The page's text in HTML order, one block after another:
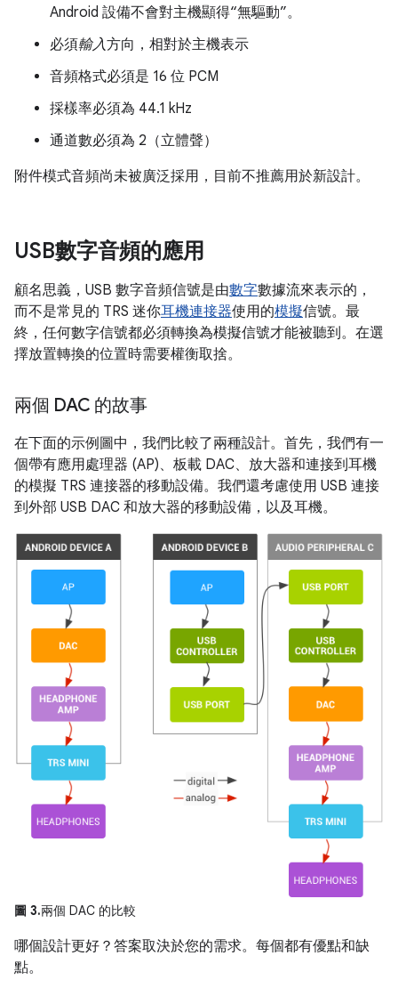
Android 設備不會對主機顯得“無驅動”。
必須輸入方向，相對於主機表示
音頻格式必須是 16 位 PCM
採樣率必須為 44.1 kHz
通道數必須為 2（立體聲）
附件模式音頻尚未被廣泛採用，目前不推薦用於新設計。
USB數字音頻的應用
顧名思義，USB 數字音頻信號是由數字數據流來表示的，
而不是常見的 TRS 迷你耳機連接器使用的模擬信號。最
終，任何數字信號都必須轉換為模擬信號才能被聽到。在選
擇放置轉換的位置時需要權衡取捨。
兩個 DAC 的故事
在下面的示例圖中，我們比較了兩種設計。首先，我們有一
個帶有應用處理器 (AP)、板載 DAC、放大器和連接到耳機
的模擬 TRS 連接器的移動設備。我們還考慮使用 USB 連接
到外部 USB DAC 和放大器的移動設備，以及耳機。
圖 3.兩個 DAC 的比較
哪個設計更好？答案取決於您的需求。每個都有優點和缺
點。